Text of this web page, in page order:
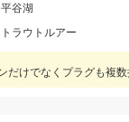
平谷湖
トラウトルアー
だけでなくプラグも複